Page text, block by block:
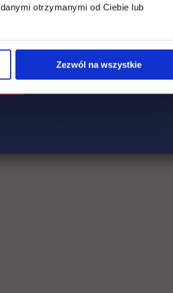
otrzymanymi od Ciebie lub
Zezwól na wszystkie